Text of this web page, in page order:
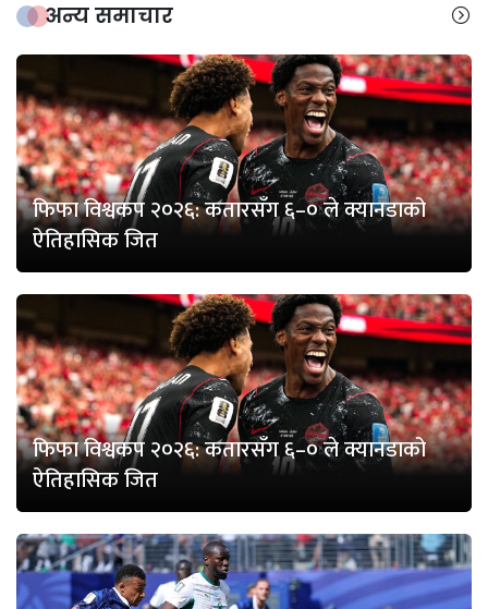
अन्य समाचार
फिफा विश्वकप २०२६: कतारसँग ६–० ले क्यानडाको
ऐतिहासिक जित
फिफा विश्वकप २०२६: कतारसँग ६–० ले क्यानडाको
ऐतिहासिक जित